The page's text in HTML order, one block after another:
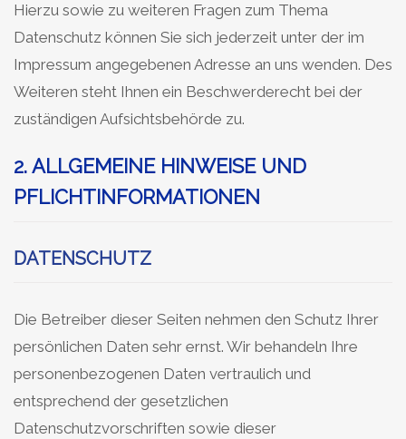
Hierzu sowie zu weiteren Fragen zum Thema
Datenschutz können Sie sich jederzeit unter der im
Impressum angegebenen Adresse an uns wenden. Des
Weiteren steht Ihnen ein Beschwerderecht bei der
zuständigen Aufsichtsbehörde zu.
2. ALLGEMEINE HINWEISE UND
PFLICHTINFORMATIONEN
DATENSCHUTZ
Die Betreiber dieser Seiten nehmen den Schutz Ihrer
persönlichen Daten sehr ernst. Wir behandeln Ihre
personenbezogenen Daten vertraulich und
entsprechend der gesetzlichen
Datenschutzvorschriften sowie dieser